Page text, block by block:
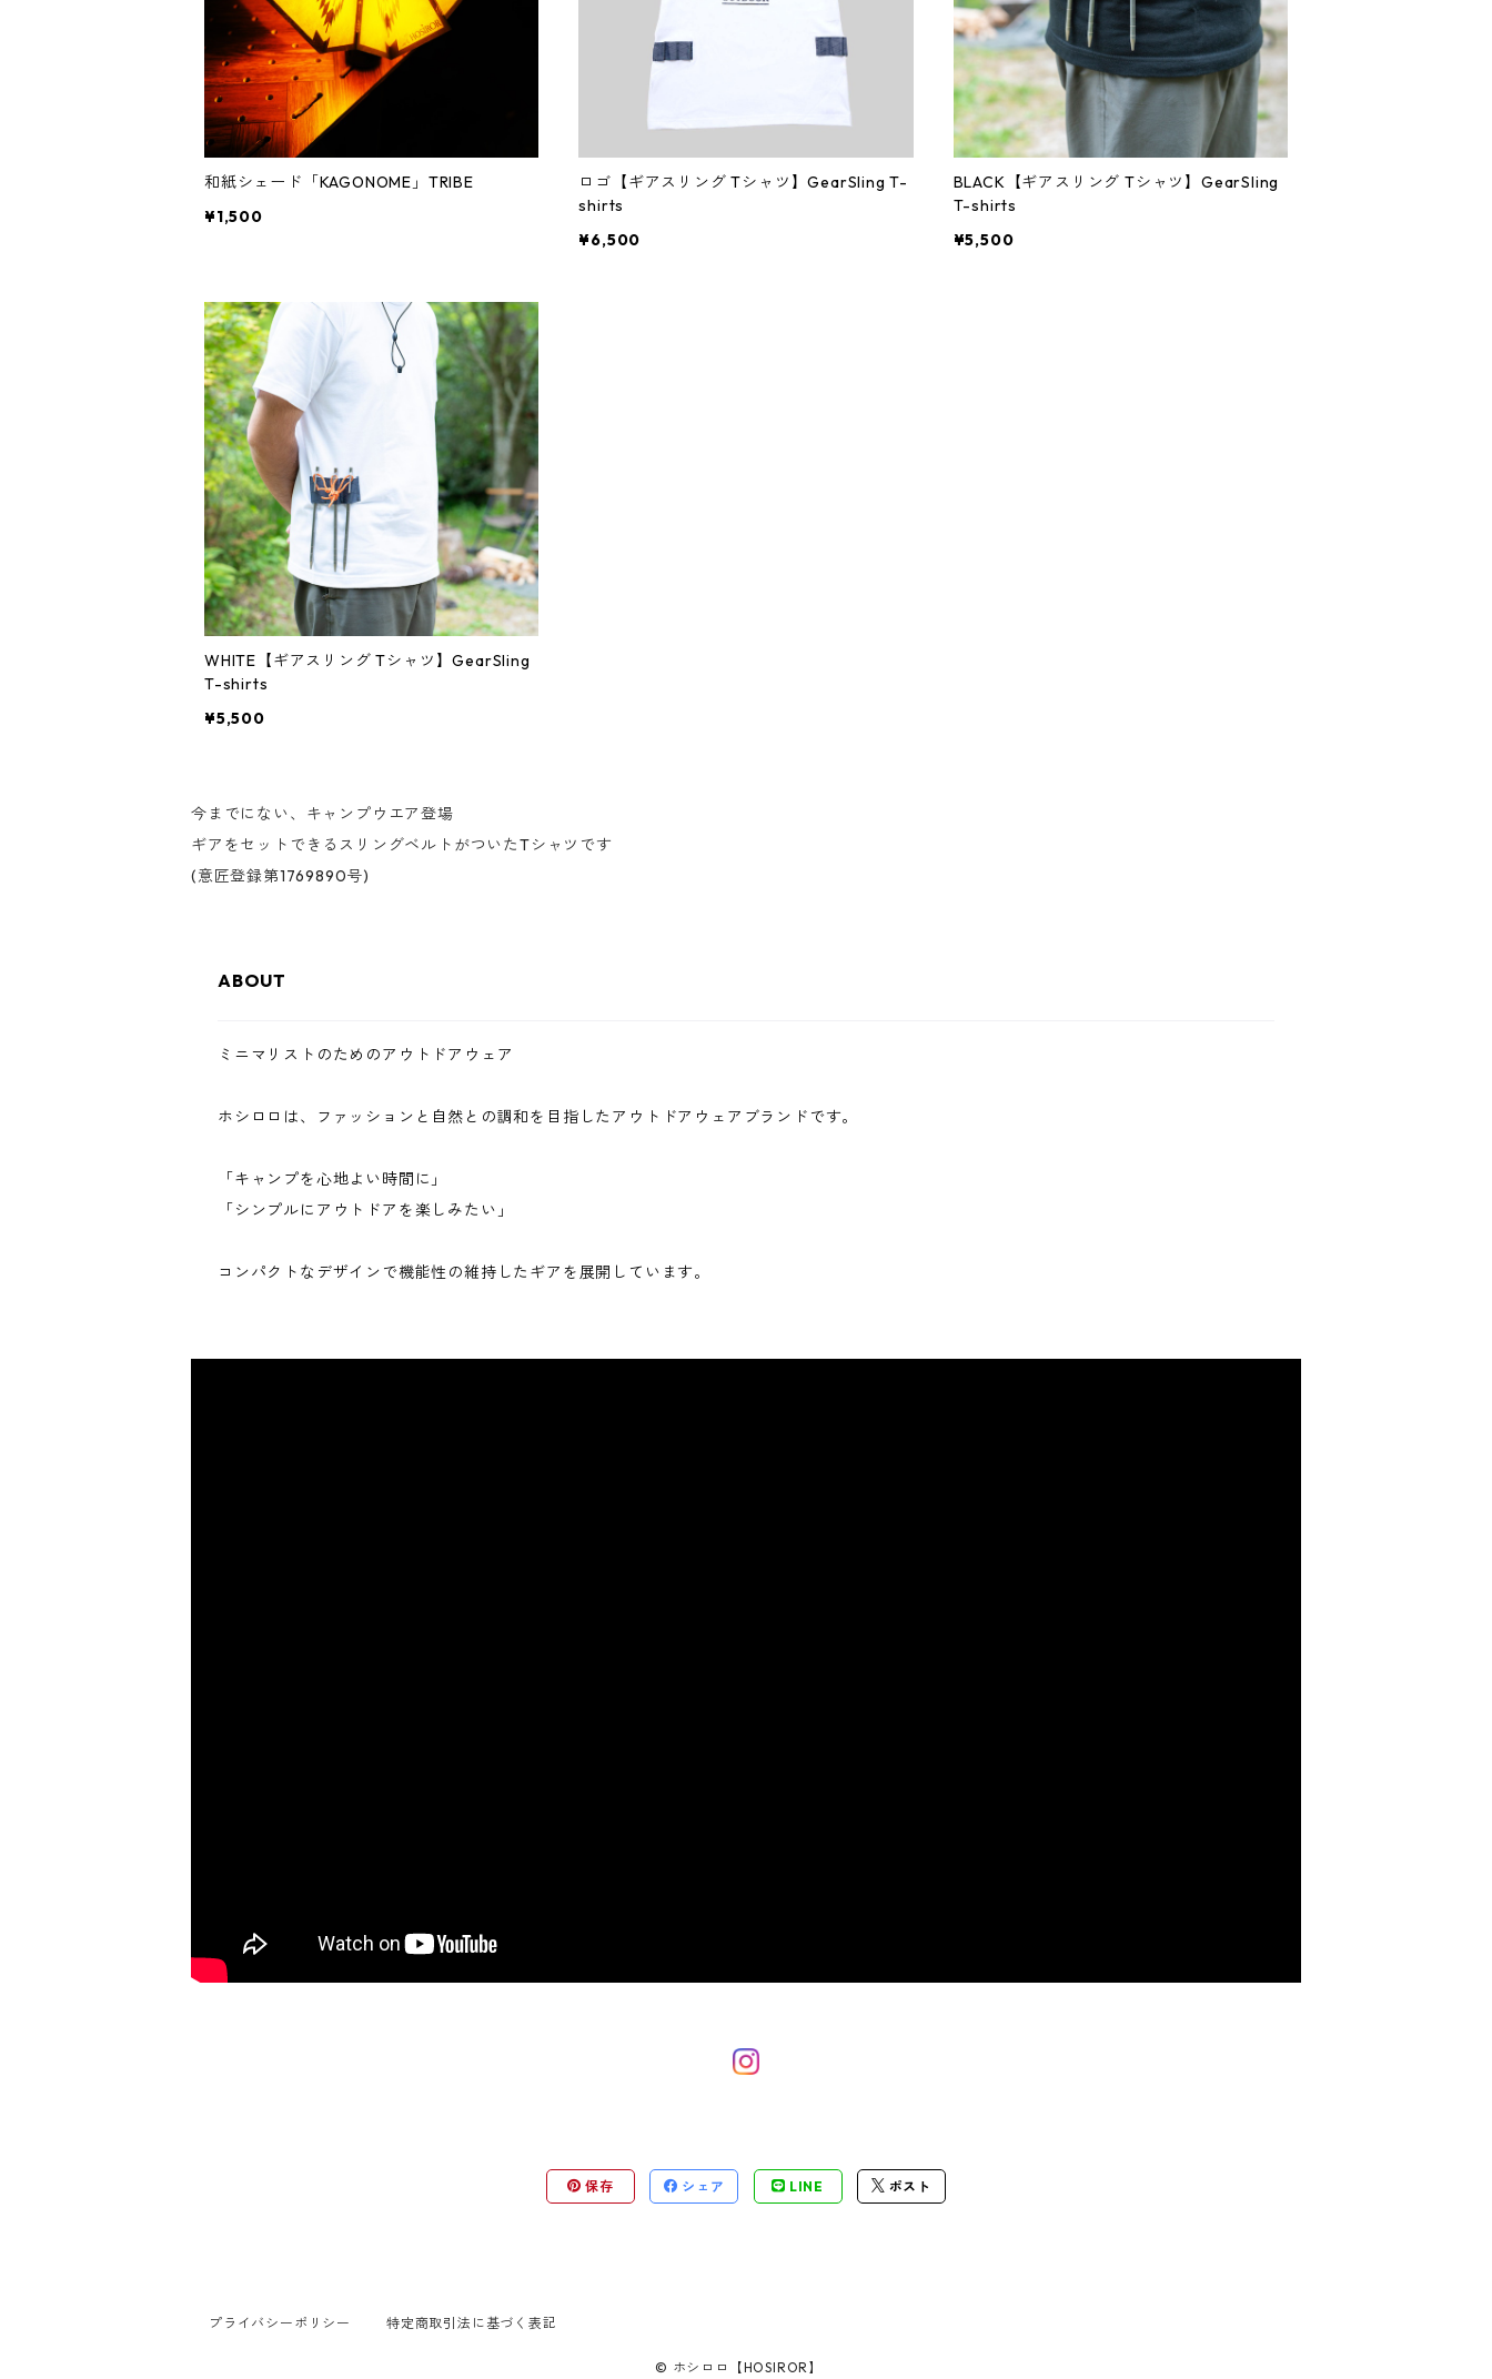
和紙シェード「KAGONOME」TRIBE
¥1,500
ロゴ【ギアスリング Tシャツ】GearSling T-
shirts
¥6,500
BLACK【ギアスリング Tシャツ】GearSling
T-shirts
¥5,500
WHITE【ギアスリング Tシャツ】GearSling
T-shirts
¥5,500
今までにない、キャンプウエア登場
ギアをセットできるスリングベルトがついたTシャツです
(意匠登録第1769890号)
ABOUT
ミニマリストのためのアウトドアウェア
ホシロロは、ファッションと自然との調和を目指したアウトドアウェアブランドです。
「キャンプを心地よい時間に」
「シンプルにアウトドアを楽しみたい」
コンパクトなデザインで機能性の維持したギアを展開しています。
保存 シェア LINE ポスト
プライバシーポリシー 特定商取引法に基づく表記
© ホシロロ【HOSIROR】